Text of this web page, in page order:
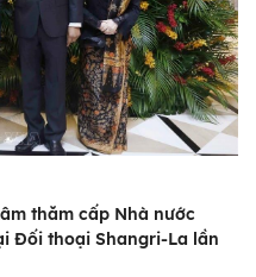
thăm cấp Nhà nước
Đối thoại Shangri-La lần